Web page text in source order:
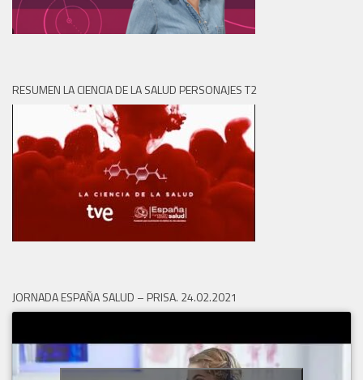
RESUMEN LA CIENCIA DE LA SALUD PERSONAJES T2
JORNADA ESPAÑA SALUD – PRISA. 24.02.2021